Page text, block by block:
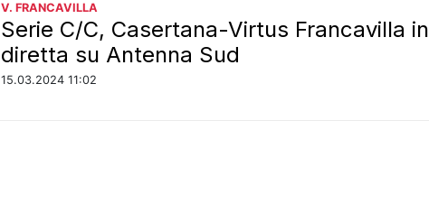
V. FRANCAVILLA
Serie C/C, Casertana-Virtus Francavilla in
diretta su Antenna Sud
15.03.2024 11:02